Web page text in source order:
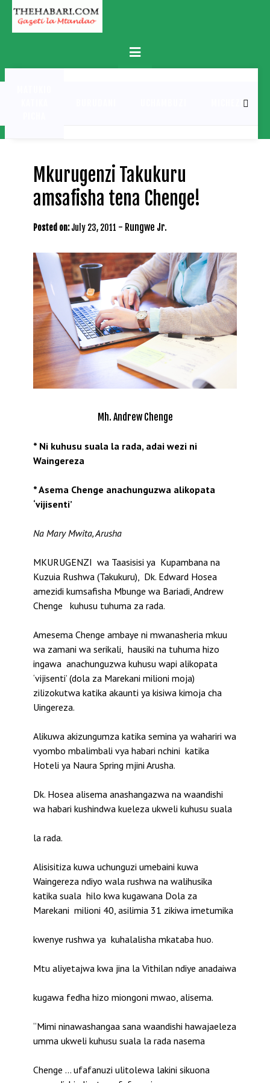
Skip
content
Primary
Menu
MICHEZO
Mkurugenzi Takukuru
amsafisha tena Chenge!
Posted on: July 23, 2011 - Rungwe Jr.
Mh. Andrew Chenge
* Ni kuhusu suala la rada, adai wezi ni
Waingereza
* Asema Chenge anachunguzwa alikopata
‘vijisenti’
Na Mary Mwita, Arusha
MKURUGENZI wa Taasisisi ya Kupambana na
Kuzuia Rushwa (Takukuru), Dk. Edward Hosea
amezidi kumsafisha Mbunge wa Bariadi, Andrew
Chenge kuhusu tuhuma za rada.
Amesema Chenge ambaye ni mwanasheria mkuu
wa zamani wa serikali, hausiki na tuhuma hizo
ingawa anachunguzwa kuhusu wapi alikopata
‘vijisenti’ (dola za Marekani milioni moja)
zilizokutwa katika akaunti ya kisiwa kimoja cha
Uingereza.
Alikuwa akizungumza katika semina ya wahariri wa
vyombo mbalimbali vya habari nchini katika
Hoteli ya Naura Spring mjini Arusha.
Dk. Hosea alisema anashangazwa na waandishi
wa habari kushindwa kueleza ukweli kuhusu suala
la rada.
Alisisitiza kuwa uchunguzi umebaini kuwa
Waingereza ndiyo wala rushwa na walihusika
katika suala hilo kwa kugawana Dola za
Marekani milioni 40, asilimia 31 zikiwa imetumika
kwenye rushwa ya kuhalalisha mkataba huo.
Mtu aliyetajwa kwa jina la Vithilan ndiye anadaiwa
kugawa fedha hizo miongoni mwao, alisema.
“Mimi ninawashangaa sana waandishi hawajaeleza
umma ukweli kuhusu suala la rada nasema
Chenge … ufafanuzi ulitolewa lakini sikuona